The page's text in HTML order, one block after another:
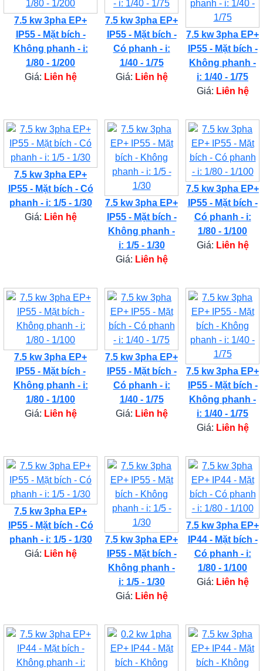
7.5 kw 3pha EP+
IP55 - Mặt bích -
Không phanh - i:
1/80 - 1/200
Giá: Liên hệ
7.5 kw 3pha EP+
IP55 - Mặt bích -
Có phanh - i:
1/40 - 1/75
Giá: Liên hệ
7.5 kw 3pha EP+
IP55 - Mặt bích -
Không phanh -
i: 1/40 - 1/75
Giá: Liên hệ
7.5 kw 3pha EP+
IP55 - Mặt bích - Có
phanh - i: 1/5 - 1/30
Giá: Liên hệ
7.5 kw 3pha EP+
IP55 - Mặt bích -
Không phanh -
i: 1/5 - 1/30
Giá: Liên hệ
7.5 kw 3pha EP+
IP55 - Mặt bích -
Có phanh - i:
1/80 - 1/100
Giá: Liên hệ
7.5 kw 3pha EP+
IP55 - Mặt bích -
Không phanh - i:
1/80 - 1/100
Giá: Liên hệ
7.5 kw 3pha EP+
IP55 - Mặt bích -
Có phanh - i:
1/40 - 1/75
Giá: Liên hệ
7.5 kw 3pha EP+
IP55 - Mặt bích -
Không phanh -
i: 1/40 - 1/75
Giá: Liên hệ
7.5 kw 3pha EP+
IP55 - Mặt bích - Có
phanh - i: 1/5 - 1/30
Giá: Liên hệ
7.5 kw 3pha EP+
IP55 - Mặt bích -
Không phanh -
i: 1/5 - 1/30
Giá: Liên hệ
7.5 kw 3pha EP+
IP44 - Mặt bích -
Có phanh - i:
1/80 - 1/100
Giá: Liên hệ